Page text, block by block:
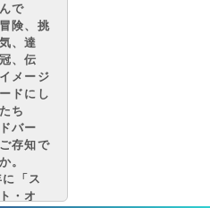
で
険、挑
、達
、伝
メージ
ドにし
たち
バー
存知で
。
「ス
・オ